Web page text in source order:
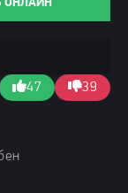
47 39
ОНЛАЙН